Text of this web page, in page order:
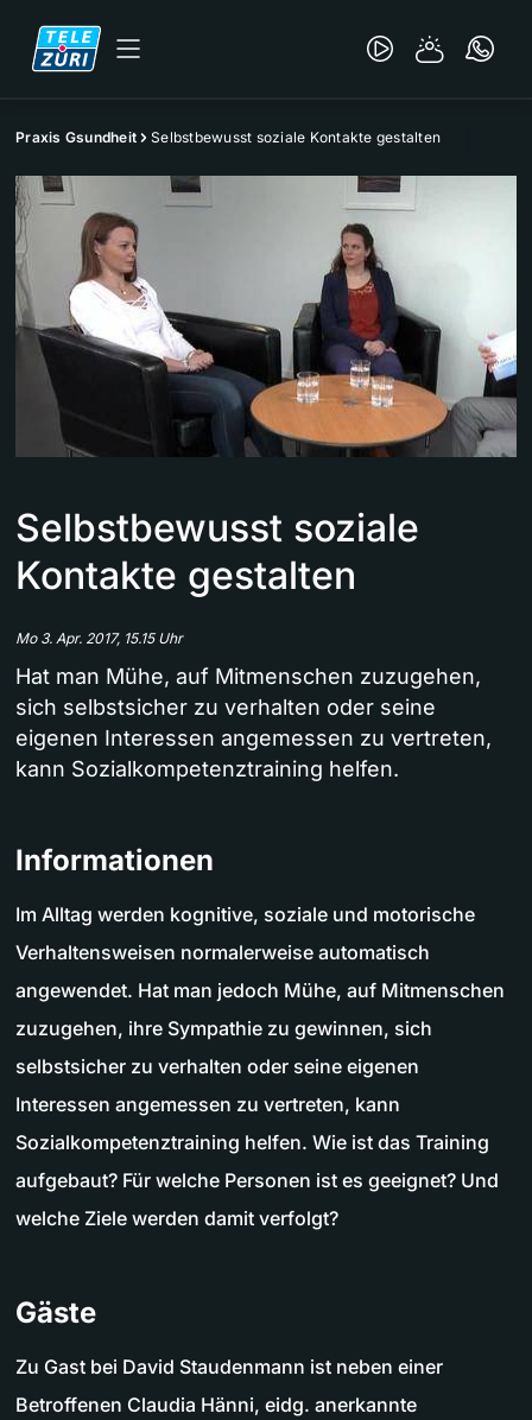
Praxis Gsundheit Selbstbewusst soziale Kontakte gestalten
Selbstbewusst soziale
Kontakte gestalten
Mo 3. Apr. 2017, 15.15 Uhr
Hat man Mühe, auf Mitmenschen zuzugehen,
sich selbstsicher zu verhalten oder seine
eigenen Interessen angemessen zu vertreten,
kann Sozialkompetenztraining helfen.
Informationen
Im Alltag werden kognitive, soziale und motorische
Verhaltensweisen normalerweise automatisch
angewendet. Hat man jedoch Mühe, auf Mitmenschen
zuzugehen, ihre Sympathie zu gewinnen, sich
selbstsicher zu verhalten oder seine eigenen
Interessen angemessen zu vertreten, kann
Sozialkompetenztraining helfen. Wie ist das Training
aufgebaut? Für welche Personen ist es geeignet? Und
welche Ziele werden damit verfolgt?
Gäste
Zu Gast bei David Staudenmann ist neben einer
Betroffenen Claudia Hänni, eidg. anerkannte